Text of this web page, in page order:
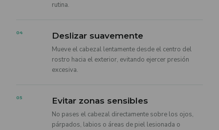
rutina.
04 Deslizar suavemente
Mueve el cabezal lentamente desde el centro del
rostro hacia el exterior, evitando ejercer presión
excesiva.
05 Evitar zonas sensibles
No pases el cabezal directamente sobre los ojos,
párpados, labios o áreas de piel lesionada o